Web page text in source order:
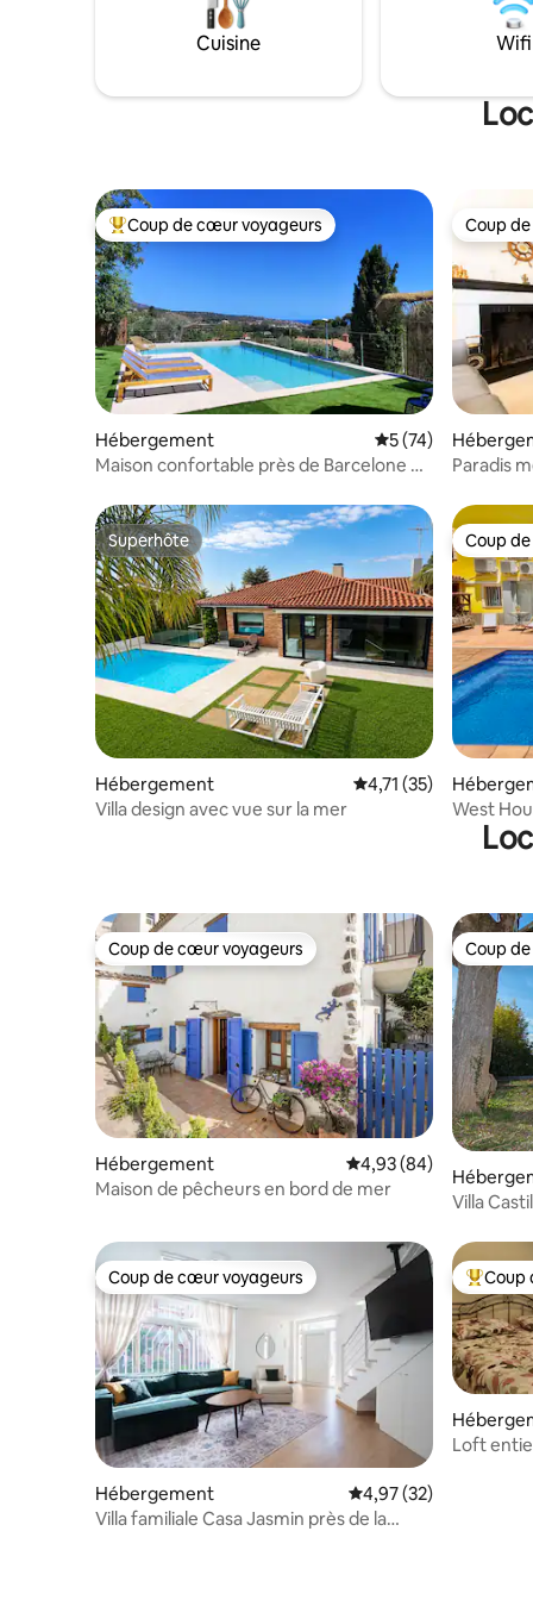
transferts - vous pouvez commencer
vos vacances tout de suite !
centre-
transports
Cuisine Wifi
Coups de cœur voyageurs les plus appréciés
Coup de cœur voyageurs
Hébergement Évaluation
5 (74)
Maison confortable près de Barcelone et
Coup
Coup
Paradis
Superhôte
Superhôte
Hébergement Évaluation moyenne
4,71 (35)
Villa design avec vue sur la mer
Coup
Coup
West
20
Coup de cœur voyageurs
Coup de cœur voyageurs
Hébergement Évaluation moyenne
4,93 (84)
Maison de pêcheurs en bord de mer
Coup
Coup
Villa
Coup de cœur voyageurs
Coup de cœur voyageurs
Hébergement Évaluation moyenne
4,97 (32)
Villa familiale Casa Jasmin près de la
Coups
Coup
Loft